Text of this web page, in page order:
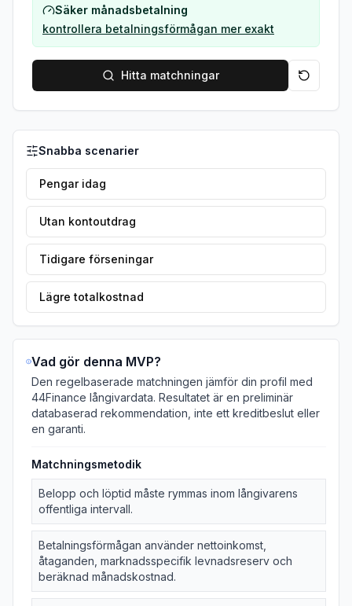
Säker månadsbetalning
kontrollera betalningsförmågan mer exakt
Hitta matchningar
Snabba scenarier
Pengar idag
Utan kontoutdrag
Tidigare förseningar
Lägre totalkostnad
Vad gör denna MVP?
Den regelbaserade matchningen jämför din profil med
44Finance långivardata. Resultatet är en preliminär
databaserad rekommendation, inte ett kreditbeslut eller
en garanti.
Matchningsmetodik
Belopp och löptid måste rymmas inom långivarens
offentliga intervall.
Betalningsförmågan använder nettoinkomst,
åtaganden, marknadsspecifik levnadsreserv och
beräknad månadskostnad.